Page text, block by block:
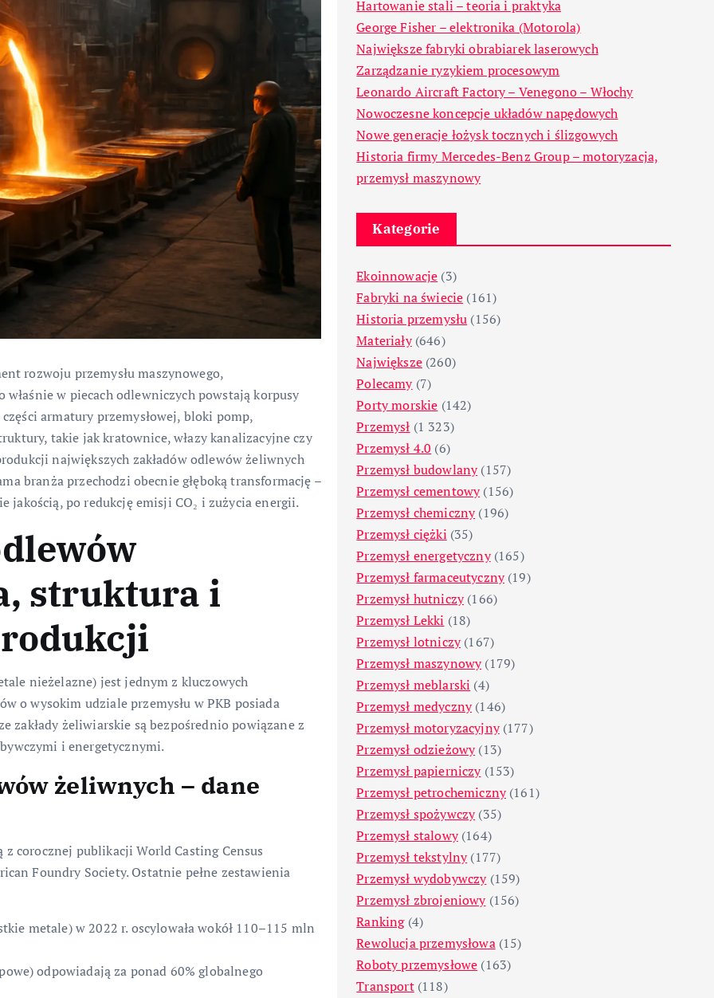
rozwoju przemysłu maszynowego,
w piecach odlewniczych powstają korpusy
armatury przemysłowej, bloki pomp,
takie jak kratownice, włazy kanalizacyjne czy
największych zakładów odlewów żeliwnych
branża przechodzi obecnie głęboką transformację –
jakością, po redukcję emisji CO₂ i zużycia energii.
struktura i
nieżelazne) jest jednym z kluczowych
o wysokim udziale przemysłu w PKB posiada
żeliwiarskie są bezpośrednio powiązane z
i energetycznymi.
żeliwnych – dane
corocznej publikacji World Casting Census
Foundry Society. Ostatnie pełne zestawienia
metale) w 2022 r. oscylowała wokół 110–115 mln
odpowiadają za ponad 60% globalnego
Hartowanie stali – teoria i praktyka
George Fisher – elektronika (Motorola)
Największe fabryki obrabiarek laserowych
Zarządzanie ryzykiem procesowym
Leonardo Aircraft Factory – Venegono – Włochy
Nowoczesne koncepcje układów napędowych
Nowe generacje łożysk tocznych i ślizgowych
Historia firmy Mercedes-Benz Group – motoryzacja,
przemysł maszynowy
Kategorie
Ekoinnowacje (3)
Fabryki na świecie (161)
Historia przemysłu (156)
Materiały(646)
Największe(260)
Polecamy(7)
Porty morskie (142)
Przemysł (1 323)
Przemysł 4.0 (6)
Przemysł budowlany(157)
Przemysł cementowy(156)
Przemysł chemiczny(196)
Przemysł ciężki (35)
Przemysł energetyczny(165)
Przemysł farmaceutyczny(19)
Przemysł hutniczy(166)
Przemysł Lekki (18)
Przemysł lotniczy(167)
Przemysł maszynowy(179)
Przemysł meblarski (4)
Przemysł medyczny(146)
Przemysł motoryzacyjny(177)
Przemysł odzieżowy(13)
Przemysł papierniczy(153)
Przemysł petrochemiczny(161)
Przemysł spożywczy(35)
Przemysł stalowy(164)
Przemysł tekstylny(177)
Przemysł wydobywczy(159)
Przemysł zbrojeniowy(156)
Ranking(4)
Rewolucja przemysłowa(15)
Roboty przemysłowe (163)
Transport(118)